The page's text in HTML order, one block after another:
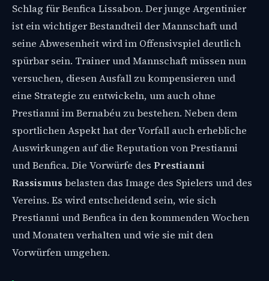
Schlag für Benfica Lissabon. Der junge Argentinier
ist ein wichtiger Bestandteil der Mannschaft und
seine Abwesenheit wird im Offensivspiel deutlich
spürbar sein. Trainer und Mannschaft müssen nun
versuchen, diesen Ausfall zu kompensieren und
eine Strategie zu entwickeln, um auch ohne
Prestianni im Bernabéu zu bestehen. Neben dem
sportlichen Aspekt hat der Vorfall auch erhebliche
Auswirkungen auf die Reputation von Prestianni
und Benfica. Die Vorwürfe des Prestianni
Rassismus belasten das Image des Spielers und des
Vereins. Es wird entscheidend sein, wie sich
Prestianni und Benfica in den kommenden Wochen
und Monaten verhalten und wie sie mit den
Vorwürfen umgehen.